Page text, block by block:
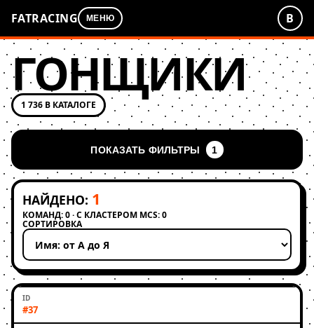
FATRACING МЕНЮ В
ГОНЩИКИ
1 736 В КАТАЛОГЕ
ПОКАЗАТЬ ФИЛЬТРЫ 1
НАЙДЕНО: 1
КОМАНД: 0 · С КЛАСТЕРОМ MCS: 0
СОРТИРОВКА
Применить сортировку
#37